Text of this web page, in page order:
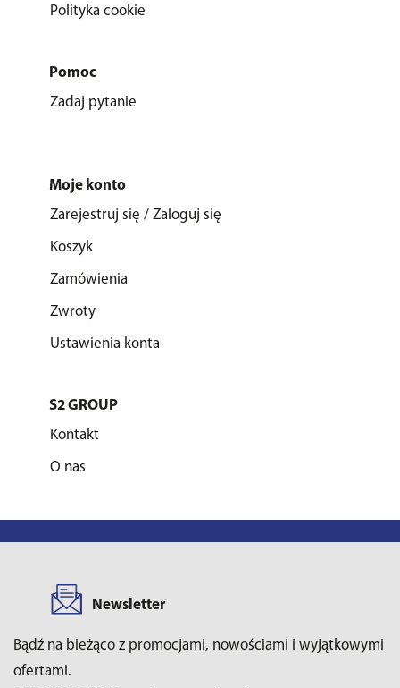
Polityka cookie
Pomoc
Zadaj pytanie
Moje konto
Zarejestruj się / Zaloguj się
Koszyk
Zamówienia
Zwroty
Ustawienia konta
S2 GROUP
Kontakt
O nas
Newsletter
Bądź na bieżąco z promocjami, nowościami i wyjątkowymi
ofertami.